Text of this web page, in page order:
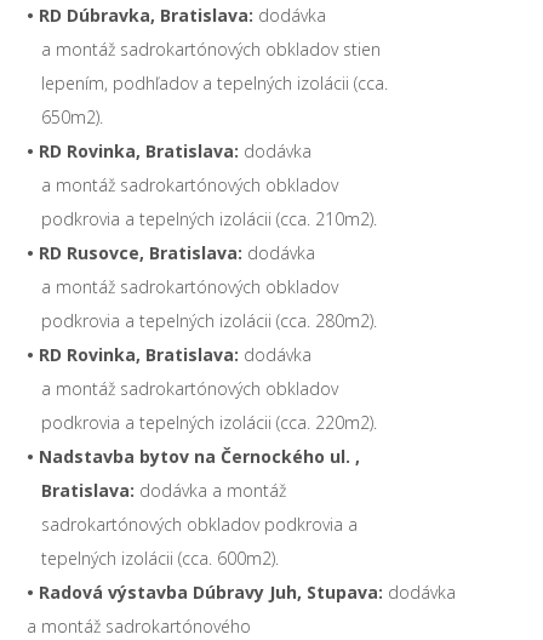
• RD Dúbravka, Bratislava: dodávka
a montáž sadrokartónových obkladov stien
lepením, podhľadov a tepelných izolácii (cca.
650m2).
• RD Rovinka, Bratislava: dodávka
a montáž sadrokartónových obkladov
podkrovia a tepelných izolácii (cca. 210m2).
• RD Rusovce, Bratislava: dodávka
a montáž sadrokartónových obkladov
podkrovia a tepelných izolácii (cca. 280m2).
• RD Rovinka, Bratislava: dodávka
a montáž sadrokartónových obkladov
podkrovia a tepelných izolácii (cca. 220m2).
• Nadstavba bytov na Černockého ul. ,
Bratislava: dodávka a montáž
sadrokartónových obkladov podkrovia a
tepelných izolácii (cca. 600m2).
• Radová výstavba Dúbravy Juh, Stupava: dodávka
a montáž sadrokartónového